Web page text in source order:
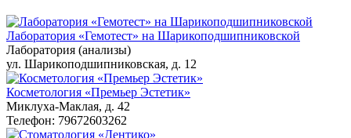
Лаборатория «Гемотест» на Шарикоподшипниковской
Лаборатория (анализы)
ул. Шарикоподшипниковская, д. 12
Косметология «Премьер Эстетик»
Миклуха-Маклая, д. 42
Телефон: 79672603262